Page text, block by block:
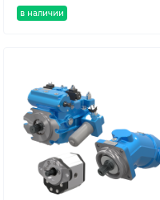
в наличии